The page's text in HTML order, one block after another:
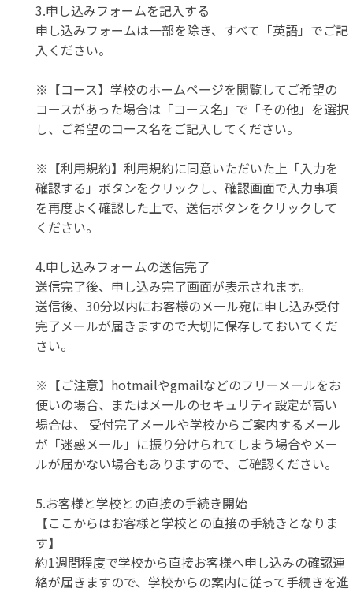
3.申し込みフォームを記入する
申し込みフォームは一部を除き、すべて「英語」でご記
入ください。
※【コース】学校のホームページを閲覧してご希望の
コースがあった場合は「コース名」で「その他」を選択
し、ご希望のコース名をご記入してください。
※【利用規約】利用規約に同意いただいた上「入力を
確認する」ボタンをクリックし、確認画面で入力事項
を再度よく確認した上で、送信ボタンをクリックして
ください。
4.申し込みフォームの送信完了
送信完了後、申し込み完了画面が表示されます。
送信後、30分以内にお客様のメール宛に申し込み受付
完了メールが届きますので大切に保存しておいてくだ
さい。
※【ご注意】hotmailやgmailなどのフリーメールをお
使いの場合、またはメールのセキュリティ設定が高い
場合は、 受付完了メールや学校からご案内するメール
が「迷惑メール」に振り分けられてしまう場合やメー
ルが届かない場合もありますので、ご確認ください。
5.お客様と学校との直接の手続き開始
【ここからはお客様と学校との直接の手続きとなりま
す】
約1週間程度で学校から直接お客様へ申し込みの確認連
絡が届きますので、学校からの案内に従って手続きを進